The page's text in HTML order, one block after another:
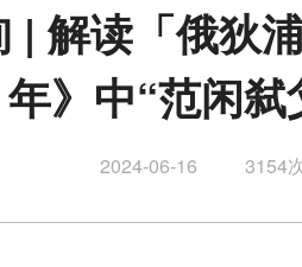
| 解读「俄狄
年》中“范闲弑
2024-06-16 3154